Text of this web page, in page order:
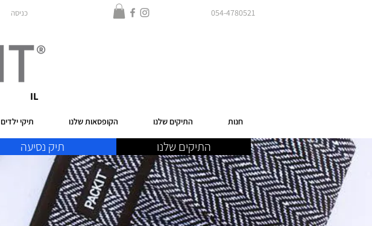
כניסה 054-4780521
IL
חנות התיקים שלנו הקופסאות שלנו תיקי ילדים
תיק נסיעה התיקים שלנו